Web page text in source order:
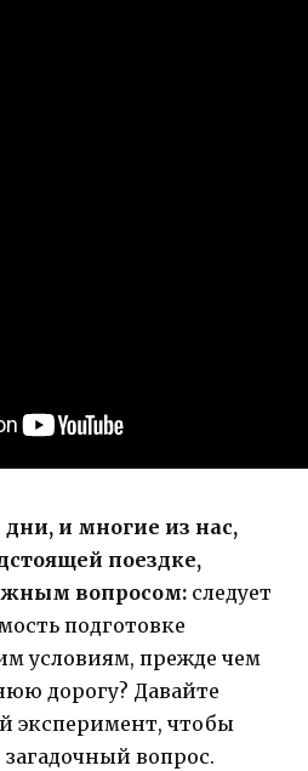
и многие из нас,
поездке,
вопросом: следует
подготовке
условиям, прежде чем
дорогу? Давайте
эксперимент, чтобы
вопрос.